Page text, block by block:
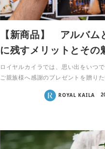
【新商品】 アルバム
に残すメリットとその
ロイヤルカイラでは、思い出をいつ
ご親族様へ感謝のプレゼントを贈り
ROYAL KAILA